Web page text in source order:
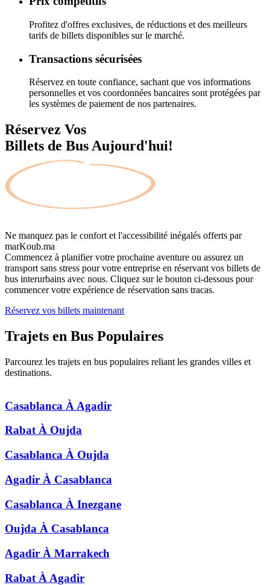
Profitez d'offres exclusives, de réductions et des meilleurs
tarifs de billets disponibles sur le marché.
Transactions sécurisées
Réservez en toute confiance, sachant que vos informations
personnelles et vos coordonnées bancaires sont protégées par
les systèmes de paiement de nos partenaires.
Réservez Vos
Billets de Bus Aujourd'hui!
Ne manquez pas le confort et l'accessibilité inégalés offerts par
marKoub.ma
Commencez à planifier votre prochaine aventure ou assurez un
transport sans stress pour votre entreprise en réservant vos billets de
bus interurbains avec nous. Cliquez sur le bouton ci-dessous pour
commencer votre expérience de réservation sans tracas.
Réservez vos billets maintenant
Trajets en Bus Populaires
Parcourez les trajets en bus populaires reliant les grandes villes et
destinations.
Casablanca À Agadir
Rabat À Oujda
Casablanca À Oujda
Agadir À Casablanca
Casablanca À Inezgane
Oujda À Casablanca
Agadir À Marrakech
Rabat À Agadir